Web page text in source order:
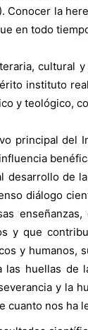
la
en todo
cultural
instituto
y teológico,
principal del
desarrollo de
diálogo
y que
y humanos,
las huellas de
y la
cuanto nos ha